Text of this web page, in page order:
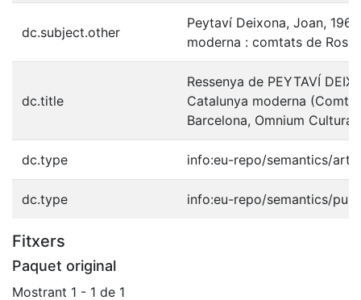
dc.subject.other
Peytaví Deixona, Joan,
moderna : comtats de
dc.title
Ressenya de PEYTAVÍ
Catalunya moderna
Barcelona, Omnium
dc.type info:eu-repo/semantics/
dc.type info:eu-repo/semantics/
Fitxers
Paquet original
Mostrant 1 - 1 de 1